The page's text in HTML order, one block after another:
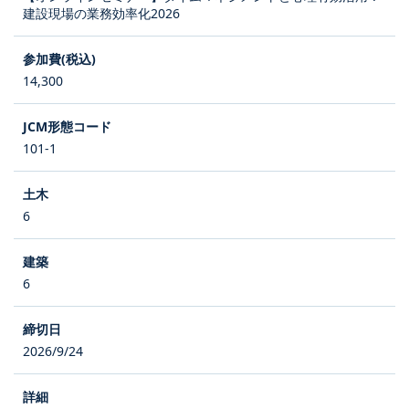
建設現場の業務効率化2026
14,300
101-1
6
6
2026/9/24